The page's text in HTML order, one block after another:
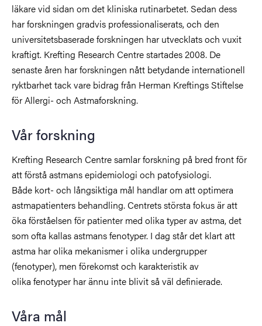
läkare vid sidan om det kliniska rutinarbetet. Sedan dess
har forskningen gradvis professionaliserats, och den
universitetsbaserade forskningen har utvecklats och vuxit
kraftigt. Krefting Research Centre startades 2008. De
senaste åren har forskningen nått betydande internationell
ryktbarhet tack vare bidrag från Herman Kreftings Stiftelse
för Allergi- och Astmaforskning.
Vår forskning
Krefting Research Centre samlar forskning på bred front för
att förstå astmans epidemiologi och patofysiologi.
Både kort- och långsiktiga mål handlar om att optimera
astmapatienters behandling. Centrets största fokus är att
öka förståelsen för patienter med olika typer av astma, det
som ofta kallas astmans fenotyper. I dag står det klart att
astma har olika mekanismer i olika undergrupper
(fenotyper), men förekomst och karakteristik av
olika fenotyper har ännu inte blivit så väl definierade.
Våra mål